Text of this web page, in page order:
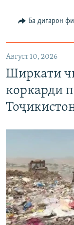
Ба дигарон
Август 10, 2026
Ширкати
коркарди